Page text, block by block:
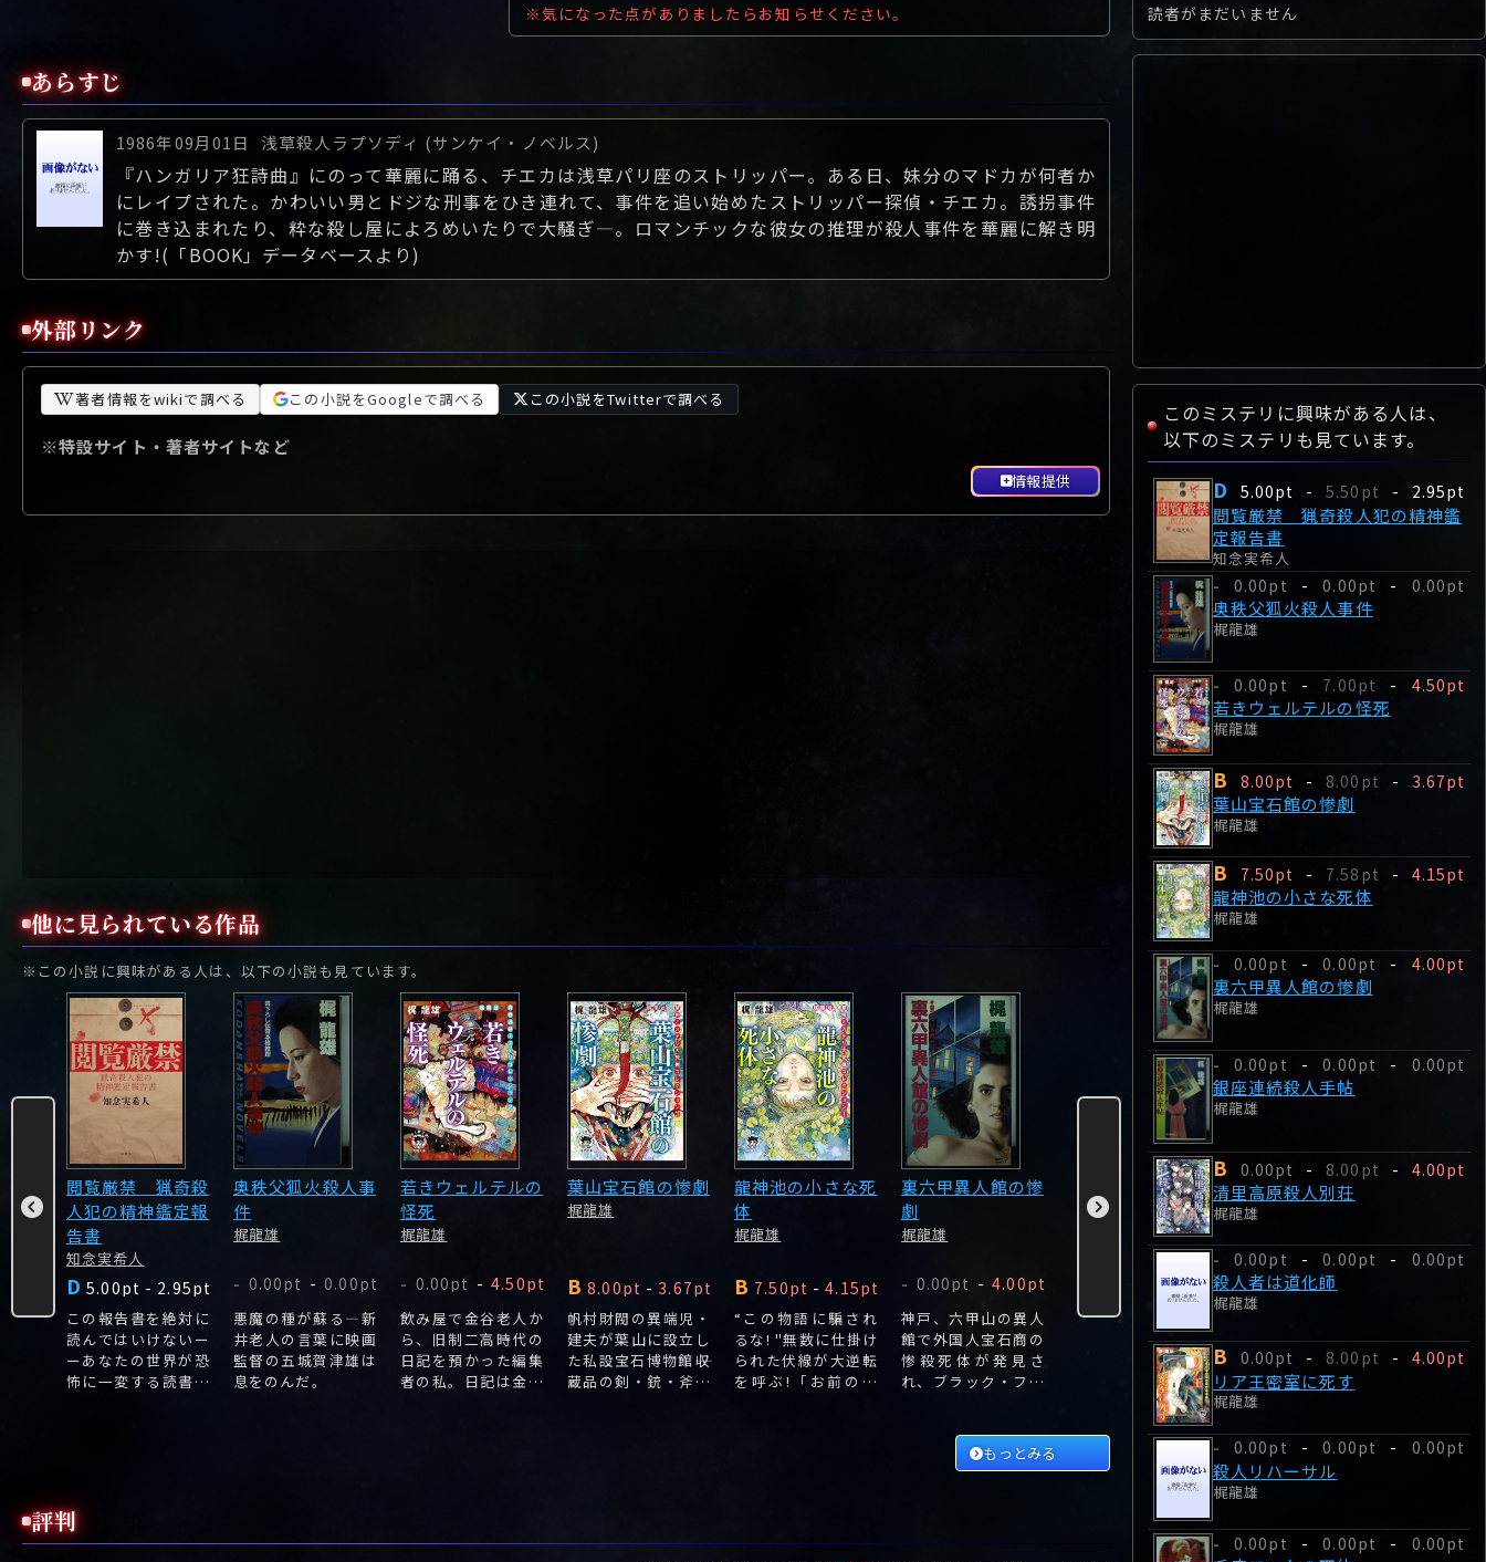
※気になった点がありましたらお知らせください。
あらすじ
1986年09月01日 浅草殺人ラプソディ (サンケイ・ノベルス)
『ハンガリア狂詩曲』にのって華麗に踊る、チエカは浅草パリ座のストリッパー。ある日、妹分のマドカが何者か
にレイプされた。かわいい男とドジな刑事をひき連れて、事件を追い始めたストリッパー探偵・チエカ。誘拐事件
に巻き込まれたり、粋な殺し屋によろめいたりで大騒ぎ―。ロマンチックな彼女の推理が殺人事件を華麗に解き明
かす!(「BOOK」データベースより)
外部リンク
著者情報をwikiで調べる この小説をGoogleで調べる この小説をTwitterで調べる
※特設サイト・著者サイトなど
情報提供
他に見られている作品
※この小説に興味がある人は、以下の小説も見ています。
館が
閲覧厳禁 猟奇殺
人犯の精神鑑定報
告書
知念実希人
D 5.00pt - 2.95pt
この報告書を絶対に
読んではいけないー
ーあなたの世界が恐
怖に一変する読書体
神鑑定にあたっ...
奥秩父狐火殺人事
件
梶龍雄
- 0.00pt - 0.00pt
悪魔の種が蘇る―新
井老人の言葉に映画
監督の五城賀津雄は
息をのんだ。
若きウェルテルの
怪死
梶龍雄
- 0.00pt - 4.50pt
飲み屋で金谷老人か
ら、旧制二高時代の
日記を預かった編集
者の私。日記は金谷
葉山宝石館の惨劇
梶龍雄
B 8.00pt - 3.67pt
帆村財閥の異端児・
建夫が葉山に設立し
た私設宝石博物館――収
蔵品の剣・銃・斧を
龍神池の小さな死
体
梶龍雄
B 7.50pt - 4.15pt
“この物語に騙され
るな! "無数に仕掛け
られた伏線が大逆転
を呼ぶ!「お前の弟
裏六甲異人館の惨
劇
梶龍雄
- 0.00pt - 4.00pt
神戸、六甲山の異人
館で外国人宝石商の
惨殺死体が発見さ
れ、ブラック・ファ
銀座連続殺人手帖
梶龍雄
0.00pt
友人に招かれた画廊
で奈都子が目にした
一枚の不気味な絵、
そしてその作者を含
め5人の名前だけを
並べた奇妙な手
帳…。
清里高原殺人別荘
梶龍雄
B 0.00pt - 4.00pt
潜んでいた。黄金期
本格ミステリの興奮
をあなたに。
殺人者は
として有
軽井沢の
もっとみる
評判
読者がまだいません
このミステリに興味がある人は、
以下のミステリも見ています。
D 5.00pt - 5.50pt - 2.95pt
閲覧厳禁 猟奇殺人犯の精神鑑
定報告書
知念実希人
-
0.00pt - 0.00pt - 0.00pt
奥秩父狐火殺人事件
梶龍雄
- 0.00pt - 7.00pt - 4.50pt
若きウェルテルの怪死
梶龍雄
B 8.00pt - 8.00pt - 3.67pt
葉山宝石館の惨劇
梶龍雄
B 7.50pt - 7.58pt - 4.15pt
龍神池の小さな死体
梶龍雄
- 0.00pt - 0.00pt - 4.00pt
裏六甲異人館の惨劇
梶龍雄
- 0.00pt - 0.00pt - 0.00pt
銀座連続殺人手帖
梶龍雄
B 0.00pt - 8.00pt - 4.00pt
清里高原殺人別荘
梶龍雄
- 0.00pt - 0.00pt - 0.00pt
殺人者は道化師
梶龍雄
B 0.00pt - 8.00pt - 4.00pt
リア王密室に死す
梶龍雄
- 0.00pt - 0.00pt - 0.00pt
殺人リハーサル
梶龍雄
- 0.00pt - 0.00pt - 0.00pt